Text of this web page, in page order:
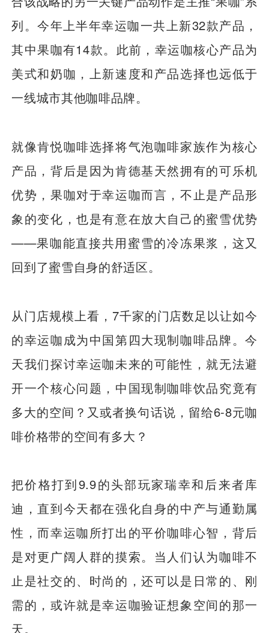
列。今年上半年幸运咖一共上新32款产品，
其中果咖有14款。此前，幸运咖核心产品为
美式和奶咖，上新速度和产品选择也远低于
一线城市其他咖啡品牌。
就像肯悦咖啡选择将气泡咖啡家族作为核心
产品，背后是因为肯德基天然拥有的可乐机
优势，果咖对于幸运咖而言，不止是产品形
象的变化，也是有意在放大自己的蜜雪优势
——果咖能直接共用蜜雪的冷冻果浆，这又
回到了蜜雪自身的舒适区。
从门店规模上看，7千家的门店数足以让如今
的幸运咖成为中国第四大现制咖啡品牌。今
天我们探讨幸运咖未来的可能性，就无法避
开一个核心问题，中国现制咖啡饮品究竟有
多大的空间？又或者换句话说，留给6-8元咖
啡价格带的空间有多大？
把价格打到9.9的头部玩家瑞幸和后来者库
迪，直到今天都在强化自身的中产与通勤属
性，而幸运咖所打出的平价咖啡心智，背后
是对更广阔人群的摸索。当人们认为咖啡不
止是社交的、时尚的，还可以是日常的、刚
需的，或许就是幸运咖验证想象空间的那一
天。